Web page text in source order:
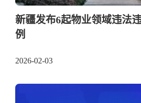
新疆发布6起物业领域违法
例
2026-02-03